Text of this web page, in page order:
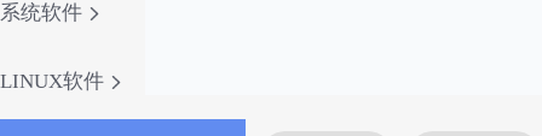
系统软件
LINUX软件